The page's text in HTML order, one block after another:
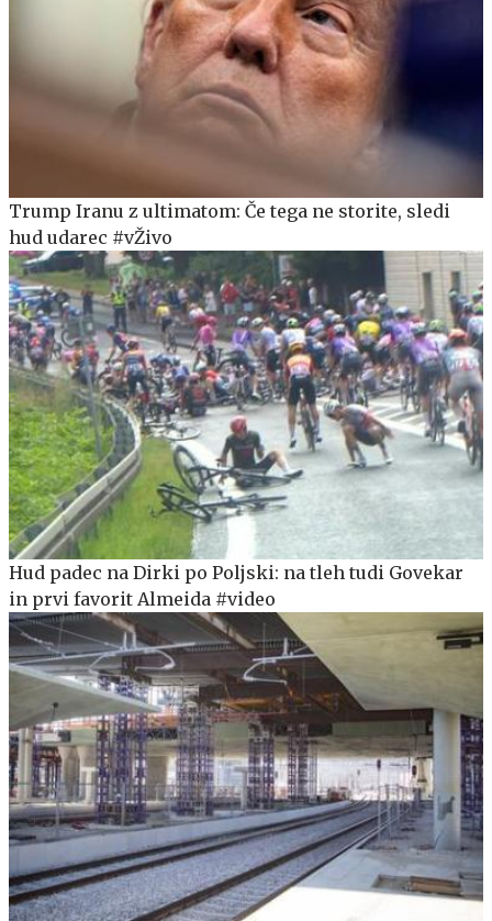
Trump Iranu z ultimatom: Če tega ne storite, sledi
hud udarec #vŽivo
Hud padec na Dirki po Poljski: na tleh tudi Govekar
in prvi favorit Almeida #video